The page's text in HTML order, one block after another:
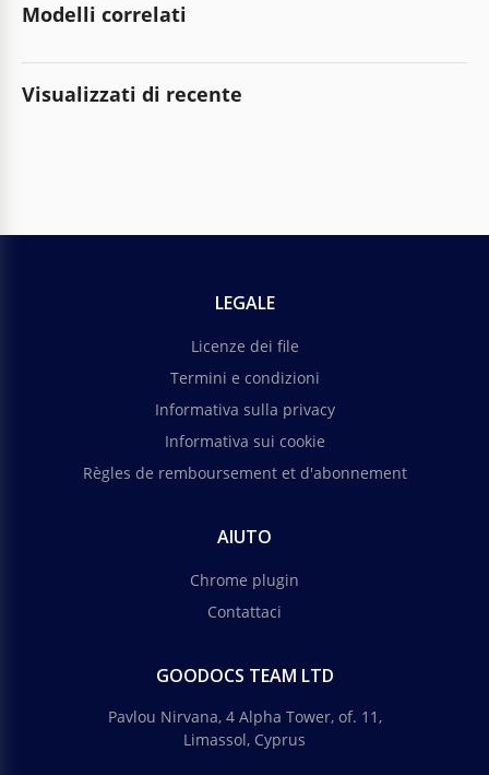
Modelli correlati
Visualizzati di recente
LEGALE
Licenze dei file
Termini e condizioni
Informativa sulla privacy
Informativa sui cookie
Règles de remboursement et d'abonnement
AIUTO
Chrome plugin
Contattaci
GOODOCS TEAM LTD
Pavlou Nirvana, 4 Alpha Tower, of. 11,
Limassol, Cyprus